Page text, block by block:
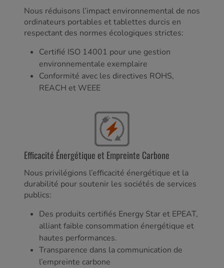
Nous réduisons l’impact environnemental de nos
ordinateurs portables et tablettes durcis en
respectant des normes écologiques strictes:
Certifié ISO 14001 pour une gestion
environnementale exemplaire
Conformité avec les directives ROHS,
REACH et WEEE
Efficacité Énergétique et Empreinte Carbone
Nous privilégions l’efficacité énergétique et la
durabilité pour soutenir les sociétés de services
publics:
Des produits certifiés Energy Star et EPEAT,
alliant faible consommation énergétique et
hautes performances.
Transparence dans la communication de
l’empreinte carbone